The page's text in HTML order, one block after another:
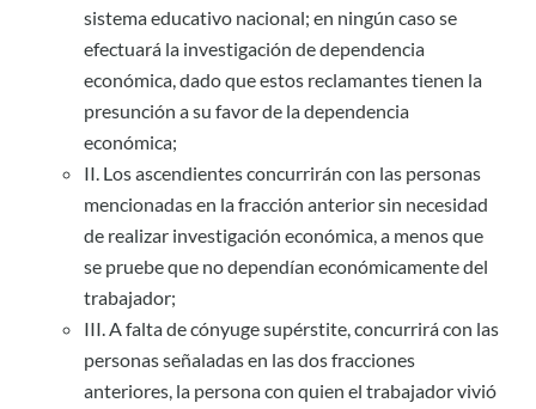
sistema educativo nacional; en ningún caso se
efectuará la investigación de dependencia
económica, dado que estos reclamantes tienen la
presunción a su favor de la dependencia
económica;
II. Los ascendientes concurrirán con las personas
mencionadas en la fracción anterior sin necesidad
de realizar investigación económica, a menos que
se pruebe que no dependían económicamente del
trabajador;
III. A falta de cónyuge supérstite, concurrirá con las
personas señaladas en las dos fracciones
anteriores, la persona con quien el trabajador vivió